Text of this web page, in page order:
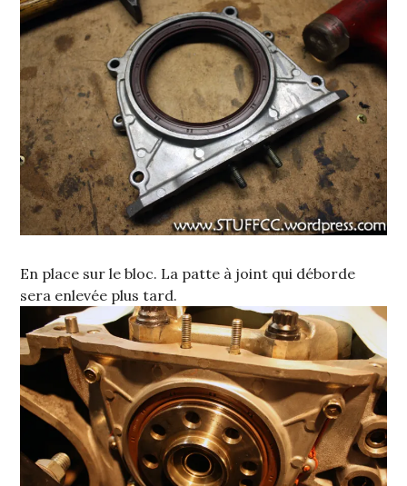
En place sur le bloc. La patte à joint qui déborde
sera enlevée plus tard.